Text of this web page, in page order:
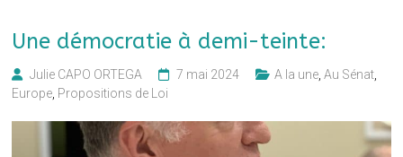
Une démocratie à demi-teinte:
Julie CAPO ORTEGA 7 mai 2024 A la une ,Au Sénat
Europe Propositions de Loi